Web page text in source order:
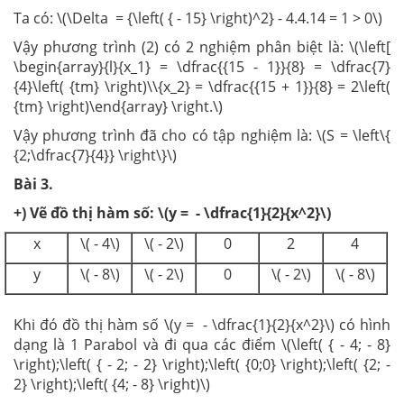
Ta có: \(\Delta = {\left( { - 15} \right)^2} - 4.4.14 = 1 > 0\)
Vậy phương trình (2) có 2 nghiệm phân biệt là: \(\left[
\begin{array}{l}{x_1} = \dfrac{{15 - 1}}{8} = \dfrac{7}
{4}\left( {tm} \right)\\{x_2} = \dfrac{{15 + 1}}{8} = 2\left(
{tm} \right)\end{array} \right.\)
Vậy phương trình đã cho có tập nghiệm là: \(S = \left\{
{2;\dfrac{7}{4}} \right\}\)
Bài 3.
+) Vẽ đồ thị hàm số: \(y = - \dfrac{1}{2}{x^2}\)
x
\( - 4\) \( - 2\) 0 2
4
y
\( - 8\) \( - 2\) 0 \( - 2\) \( - 8\)
Khi đó đồ thị hàm số \(y = - \dfrac{1}{2}{x^2}\) có hình
dạng là 1 Parabol và đi qua các điểm \(\left( { - 4; - 8}
\right);\left( { - 2; - 2} \right);\left( {0;0} \right);\left( {2; -
2} \right);\left( {4; - 8} \right)\)